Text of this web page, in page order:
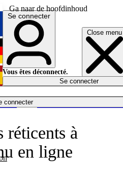
Ga naar de hoofdinhoud
Close menu
connecter
English
Deutsch
Español
Se connecter
Vous êtes déconnecté.
Se connecter
réticents à
en ligne